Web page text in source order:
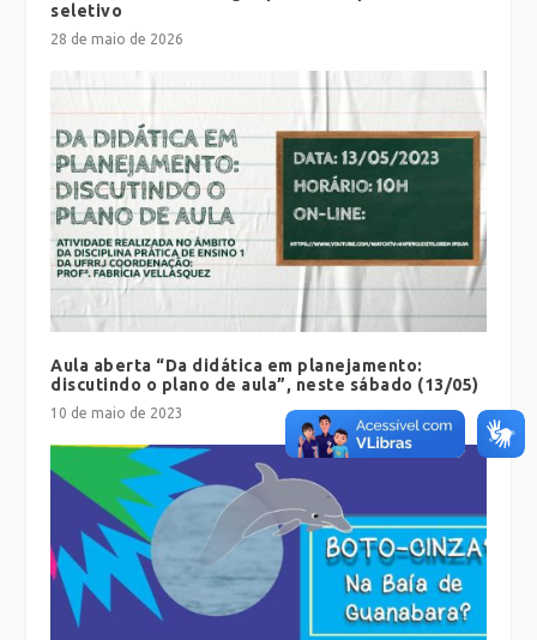
seletivo
28 de maio de 2026
Aula aberta “Da didática em planejamento:
discutindo o plano de aula”, neste sábado (13/05)
10 de maio de 2023